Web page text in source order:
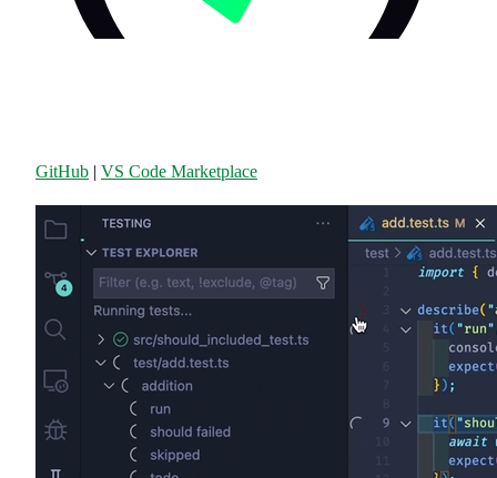
GitHub | VS Code Marketplace